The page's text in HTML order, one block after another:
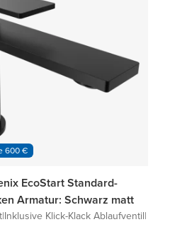
600 €
EcoStart Standard-
Armatur: Schwarz matt
|Inklusive Klick-Klack Ablaufventil|